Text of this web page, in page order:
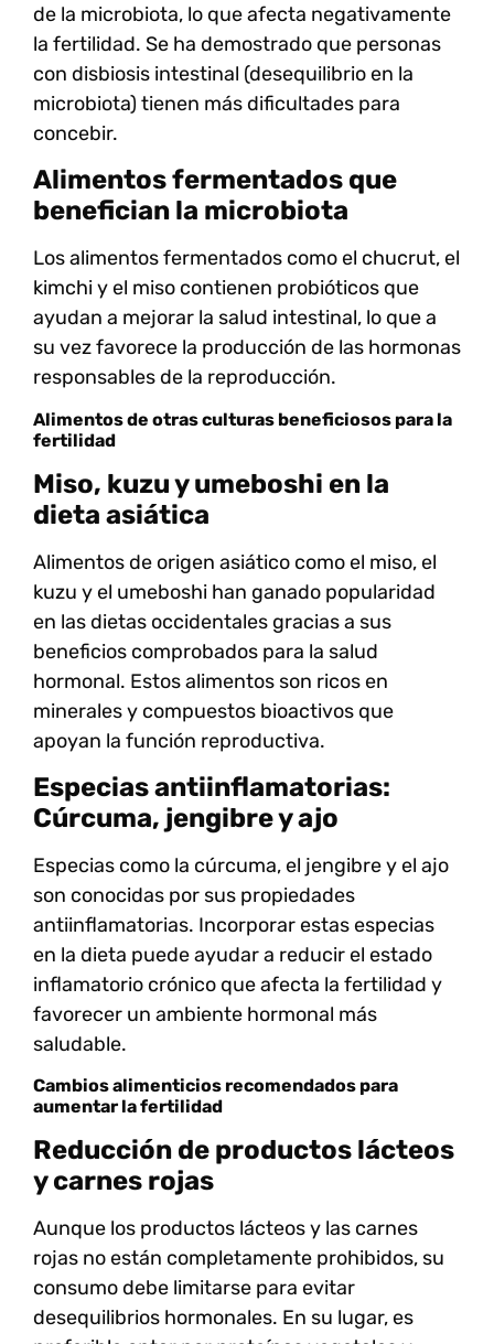
de la microbiota, lo que afecta negativamente
la fertilidad. Se ha demostrado que personas
con disbiosis intestinal (desequilibrio en la
microbiota) tienen más dificultades para
concebir.
Alimentos fermentados que
benefician la microbiota
Losalimentos fermentados como el chucrut, el
kimchiy el miso contienen probióticos que
ayudan a mejorar la salud intestinal, lo que a
su vez favorece la producción de las hormonas
responsables de la reproducción.
Alimentos de otras culturas beneficiosos para la
fertilidad
Miso, kuzu y umeboshi en la
dieta asiática
Alimentos de origen asiático como el miso, el
kuzu y el umeboshi han ganado popularidad
en las dietas occidentales gracias a sus
beneficios comprobados para la salud
hormonal. Estos alimentos son ricos en
minerales y compuestos bioactivos que
apoyan la función reproductiva.
Especias antiinflamatorias:
Cúrcuma, jengibre y ajo
Especias como la cúrcuma, el jengibrey el ajo
son conocidas por sus propiedades
antiinflamatorias. Incorporar estas especias
en la dieta puede ayudar a reducir el estado
inflamatorio crónico que afecta la fertilidad y
favorecer un ambiente hormonal más
saludable.
Cambios alimenticios recomendados para
aumentar la fertilidad
Reducción de productos lácteos
y carnes rojas
Aunque los productos lácteos y las carnes
rojas no están completamente prohibidos, su
consumo debe limitarse para evitar
desequilibrios hormonales. En su lugar, es